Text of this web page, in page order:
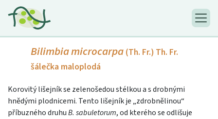
Bilimbia microcarpa (Th. Fr.) Th. Fr.
šálečka maloplodá
Korovitý lišejník se zelenošedou stélkou a s drobnými
hnědými plodnicemi. Tento lišejník je „zdrobnělinou“
příbuzného druhuB. sabuletorum, od kterého se odlišuje